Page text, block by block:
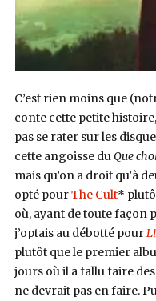
C’est rien moins que
conte cette petite
pas se rater sur les
cette angoisse duQue
mais qu’on a droit qu’à
opté pourThe Cult*
où, ayant de toute façon
j’optais au débotté pour
plutôt que le premier
jours où il a fallu faire
ne devrait pas en faire.